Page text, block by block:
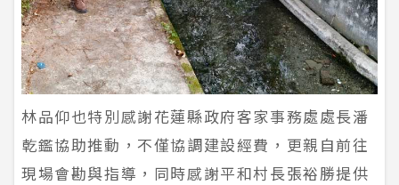
林品仰也特別感謝花蓮縣政府客家事務處處長潘
乾鑑協助推動，不僅協調建設經費，更親自前往
現場會勘與指導，同時感謝平和村長張裕勝提供